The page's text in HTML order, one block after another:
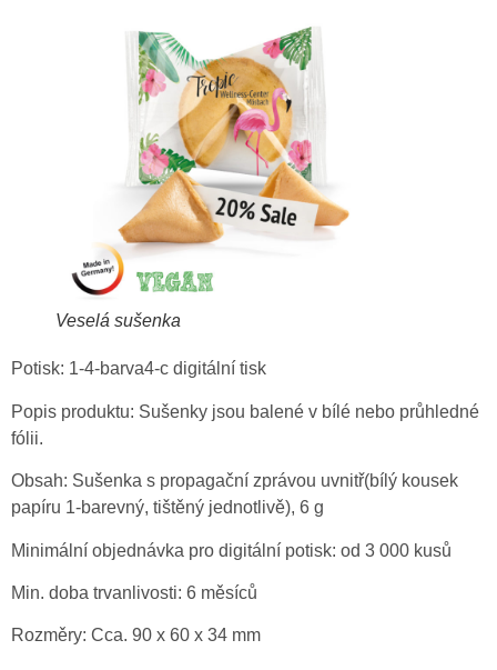
Veselá sušenka
Potisk: 1-4-barva4-c digitální tisk
Popis produktu: Sušenky jsou balené v bílé nebo průhledné
fólii.
Obsah: Sušenka s propagační zprávou uvnitř(bílý kousek
papíru 1-barevný, tištěný jednotlivě), 6 g
Minimální objednávka pro digitální potisk: od 3 000 kusů
Min. doba trvanlivosti: 6 měsíců
Rozměry: Cca. 90 x 60 x 34 mm